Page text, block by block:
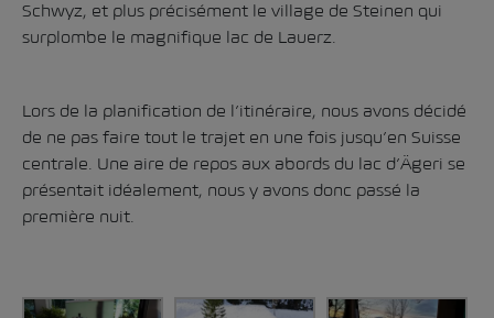
Schwyz, et plus précisément le village de Steinen qui
surplombe le magnifique lac de Lauerz.
Lors de la planification de l’itinéraire, nous avons décidé
de ne pas faire tout le trajet en une fois jusqu’en Suisse
centrale. Une aire de repos aux abords du lac d’Ägeri se
présentait idéalement, nous y avons donc passé la
première nuit.